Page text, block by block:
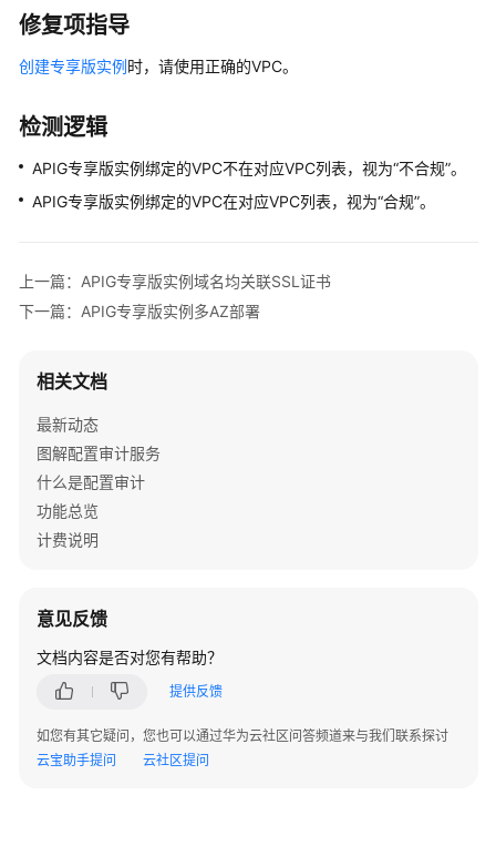
规
述
资
合
规
规
则
查
不
合
源
合
规
则
修
修复项指导
创建专享版实例时，请使用正确的VPC。
检测逻辑
APIG专享版实例绑定的VPC不在对应VPC列表，视为“不合规”。
APIG专享版实例绑定的VPC在对应VPC列表，视为“合规”。
上一篇：APIG专享版实例域名均关联SSL证书
下一篇：APIG专享版实例多AZ部署
相关文档
最新动态
图解配置审计服务
什么是配置审计
功能总览
计费说明
意见反馈
文档内容是否对您有帮助？
提供反馈
如您有其它疑问，您也可以通过华为云社区问答频道来与我们联系探讨
云宝助手提问
云社区提问